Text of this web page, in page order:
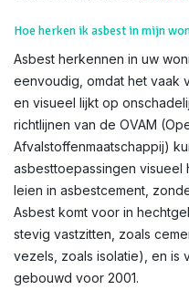
Hoe herken ik asbest in mijn
Asbest herkennen in uw
eenvoudig, omdat het vaak
en visueel lijkt op
richtlijnen van de OVAM
Afvalstoffenmaatschappij)
asbesttoepassingen
leien in asbestcement,
Asbest komt voor in
stevig vastzitten, zoals
vezels, zoals isolatie), en is
gebouwd voor 2001.